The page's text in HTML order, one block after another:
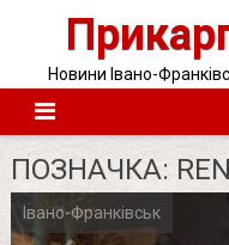
Новини Івано-
ПОЗНАЧКА:
Івано-Франківськ